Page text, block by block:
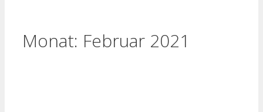
Monat: Februar 2021